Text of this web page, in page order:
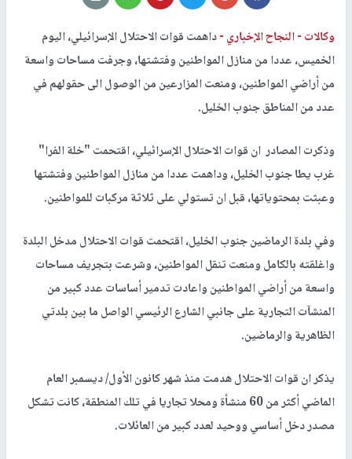
وكالات -النجاح الإخباري -داهمت قوات الاحتلال الإسرائيلي، اليوم
الخميس، عددا من منازل المواطنين وفتشتها، وجرفت مساحات واسعة
من أراضي المواطنين، ومنعت المزارعين من الوصول الى حقولهم في
عدد من المناطق جنوب الخليل.
وذكرت المصادر ان قوات الاحتلال الإسرائيلي، اقتحمت "خلة الفرا"
غرب يطا جنوب الخليل، وداهمت عددا من منازل المواطنين وفتشتها
وعبثت بمحتوياتها، قبل ان تستولي على ثلاثة مركبات للمواطنين.
وفي بلدة الرماضين جنوب الخليل، اقتحمت قوات الاحتلال مدخل البلدة
واغلقته بالكامل ومنعت تنقل المواطنين، وشرعت بتجريف مساحات
واسعة من أراضي المواطنين واعادت تدمير أساسات عدد كبير من
المنشآت التجارية على جانبي الشارع الرئيسي الواصل ما بين بلدتي
الظاهرية والرماضين.
يذكر ان قوات الاحتلال هدمت منذ شهر كانون الأول/ ديسمبر العام
الماضي أكثر من 60 منشأة ومحلا تجاريا في تلك المنطقة، كانت تشكل
مصدر دخل أساسي ووحيد لعدد كبير من العائلات.